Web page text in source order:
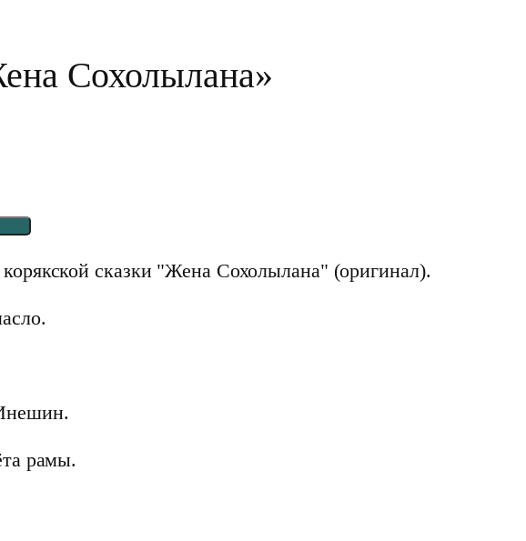
Сохолылана»
сказки "Жена Сохолылана" (оригинал).
рамы.